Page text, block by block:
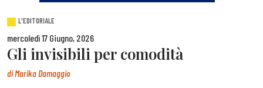
L'EDITORIALE
mercoledì 17 Giugno, 2026
Gli invisibili per comodità
diMarika Damaggio